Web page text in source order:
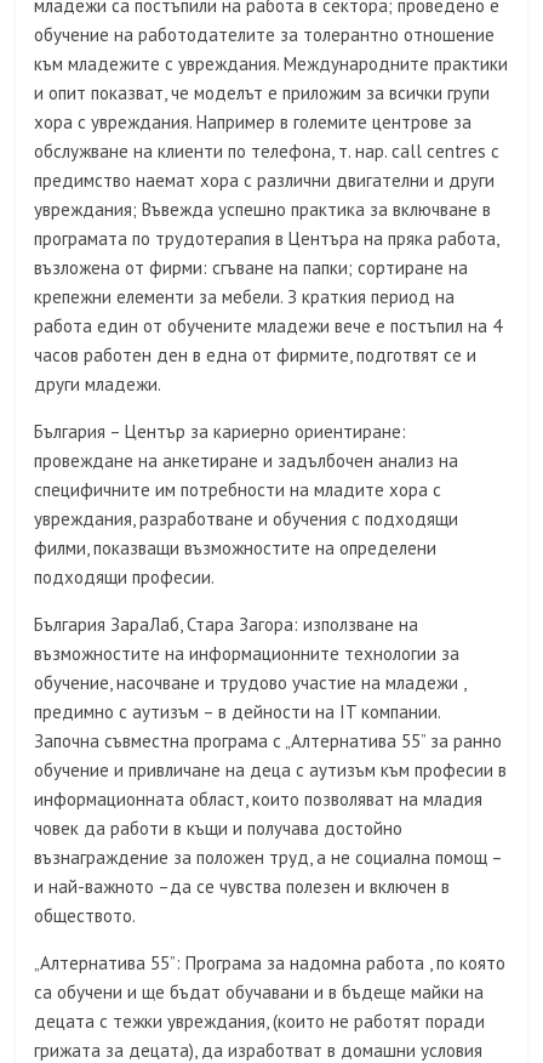
младежи са постъпили на работа в сектора; проведено е
обучение на работодателите за толерантно отношение
към младежите с увреждания. Международните практики
и опит показват, че моделът е приложим за всички групи
хора с увреждания. Например в големите центрове за
обслужване на клиенти по телефона, т. нар. call centres с
предимство наемат хора с различни двигателни и други
увреждания; Въвежда успешно практика за включване в
програмата по трудотерапия в Центъра на пряка работа,
възложена от фирми: сгъване на папки; сортиране на
крепежни елементи за мебели. З краткия период на
работа един от обучените младежи вече е постъпил на 4
часов работен ден в една от фирмите, подготвят се и
други младежи.
България – Център за кариерно ориентиране:
провеждане на анкетиране и задълбочен анализ на
специфичните им потребности на младите хора с
увреждания, разработване и обучения с подходящи
филми, показващи възможностите на определени
подходящи професии.
България ЗараЛаб, Стара Загора: използване на
възможностите на информационните технологии за
обучение, насочване и трудово участие на младежи ,
предимно с аутизъм – в дейности на IT компании.
Започна съвместна програма с „Алтернатива 55” за ранно
обучение и привличане на деца с аутизъм към професии в
информационната област, които позволяват на младия
човек да работи в къщи и получава достойно
възнаграждение за положен труд, а не социална помощ –
и най-важното –да се чувства полезен и включен в
обществото.
„Алтернатива 55”: Програма за надомна работа , по която
са обучени и ще бъдат обучавани и в бъдеще майки на
децата с тежки увреждания, (които не работят поради
грижата за децата), да изработват в домашни условия